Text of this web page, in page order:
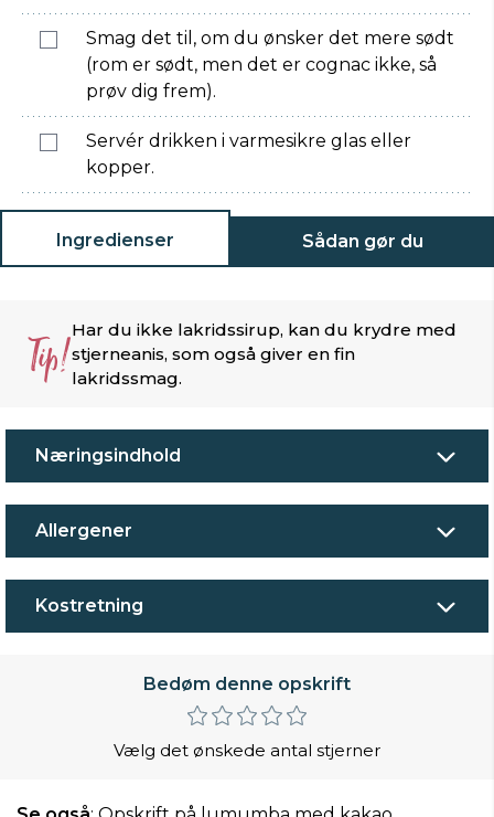
Smag det til, om du ønsker det mere sødt
(rom er sødt, men det er cognac ikke, så
prøv dig frem).
Servér drikken i varmesikre glas eller
kopper.
Ingredienser Sådan gør du
Tip!Har du ikke lakridssirup, kan du krydre med
stjerneanis, som også giver en fin
lakridssmag.
Næringsindhold
Allergener
Kostretning
Bedøm denne opskrift
Vælg det ønskede antal stjerner